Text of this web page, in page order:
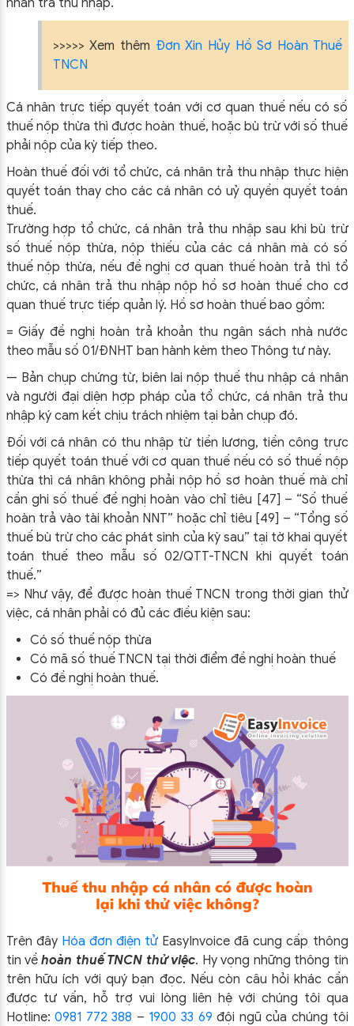
nhân trả thu nhập.
>>>>> Xem thêm Đơn Xin Hủy Hồ Sơ Hoàn Thuế
TNCN
Cá nhân trực tiếp quyết toán với cơ quan thuế nếu có số
thuế nộp thừa thì được hoàn thuế, hoặc bù trừ với số thuế
phải nộp của kỳ tiếp theo.
Hoàn thuế đối với tổ chức, cá nhân trả thu nhập thực hiện
quyết toán thay cho các cá nhân có uỷ quyền quyết toán
thuế.
Trường hợp tổ chức, cá nhân trả thu nhập sau khi bù trừ
số thuế nộp thừa, nộp thiếu của các cá nhân mà có số
thuế nộp thừa, nếu đề nghị cơ quan thuế hoàn trả thì tổ
chức, cá nhân trả thu nhập nộp hồ sơ hoàn thuế cho cơ
quan thuế trực tiếp quản lý. Hồ sơ hoàn thuế bao gồm:
= Giấy đề nghị hoàn trả khoản thu ngân sách nhà nước
theo mẫu số 01/ĐNHT ban hành kèm theo Thông tư này.
— Bản chụp chứng từ, biên lai nộp thuế thu nhập cá nhân
và người đại diện hợp pháp của tổ chức, cá nhân trả thu
nhập ký cam kết chịu trách nhiệm tại bản chụp đó.
Đối với cá nhân có thu nhập từ tiền lương, tiền công trực
tiếp quyết toán thuế với cơ quan thuế nếu có số thuế nộp
thừa thì cá nhân không phải nộp hồ sơ hoàn thuế mà chỉ
cần ghi số thuế đề nghị hoàn vào chỉ tiêu [47] – “Số thuế
hoàn trả vào tài khoản NNT” hoặc chỉ tiêu [49] – “Tổng số
thuế bù trừ cho các phát sinh của kỳ sau” tại tờ khai quyết
toán thuế theo mẫu số 02/QTT-TNCN khi quyết toán
thuế.”
=> Như vậy, để được hoàn thuế TNCN trong thời gian thử
việc, cá nhân phải có đủ các điều kiện sau:
Có số thuế nộp thừa
Có mã số thuế TNCN tại thời điểm đề nghị hoàn thuế
Có đề nghị hoàn thuế.
Trên đây Hóa đơn điện tử EasyInvoice đã cung cấp thông
tin vềhoàn thuế TNCN thử việc. Hy vọng những thông tin
trên hữu ích với quý bạn đọc. Nếu còn câu hỏi khác cần
được tư vấn, hỗ trợ vui lòng liên hệ với chúng tôi qua
Hotline:0981 772 388 – 1900 33 69 đội ngũ của chúng tôi